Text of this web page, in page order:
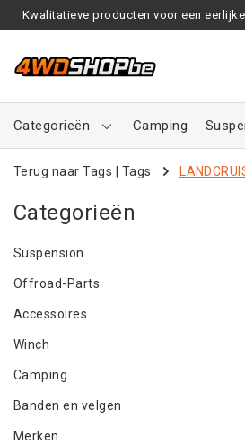
Kwalitatieve producten voor een
Categorieën Camping
Terug naar Tags Tags
Categorieën
Suspension
Offroad-Parts
Accessoires
Winch
Camping
Banden en velgen
Merken